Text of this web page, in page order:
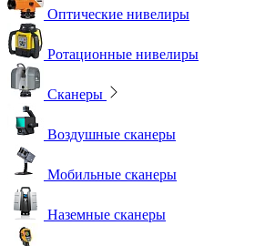
Оптические нивелиры
Ротационные нивелиры
Сканеры
Воздушные сканеры
Мобильные сканеры
Наземные сканеры